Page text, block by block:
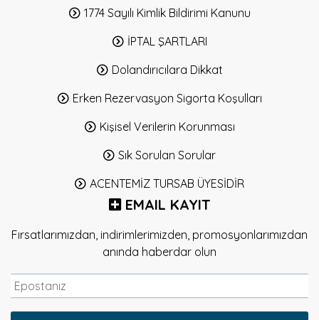
1774 Sayılı Kimlik Bildirimi Kanunu
İPTAL ŞARTLARI
Dolandırıcılara Dikkat
Erken Rezervasyon Sigorta Koşulları
Kişisel Verilerin Korunması
Sık Sorulan Sorular
ACENTEMİZ TURSAB ÜYESİDİR
EMAIL KAYIT
Fırsatlarımızdan, indirimlerimizden, promosyonlarımızdan
anında haberdar olun